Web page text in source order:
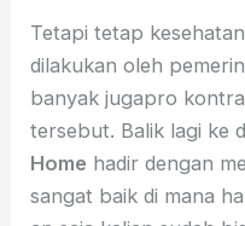
Tetapi tetap
dilakukan oleh
banyak jugapro
tersebut. Balik lagi ke
Home hadir dengan
sangat baik di mana